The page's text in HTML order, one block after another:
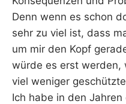
Denn wenn es schon
sehr zu viel ist, dass
um mir den Kopf
würde es erst werden,
viel weniger
Ich habe in den